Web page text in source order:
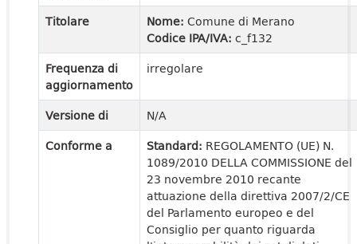
Titolare Nome: Comune di Merano
Codice IPA/IVA: c_f132
Frequenza di
aggiornamento
irregolare
Versione di
N/A
Conforme a
Standard: REGOLAMENTO (UE) N.
1089/2010 DELLA COMMISSIONE del
23 novembre 2010 recante
attuazione della direttiva 2007/2/CE
del Parlamento europeo e del
Consiglio per quanto riguarda